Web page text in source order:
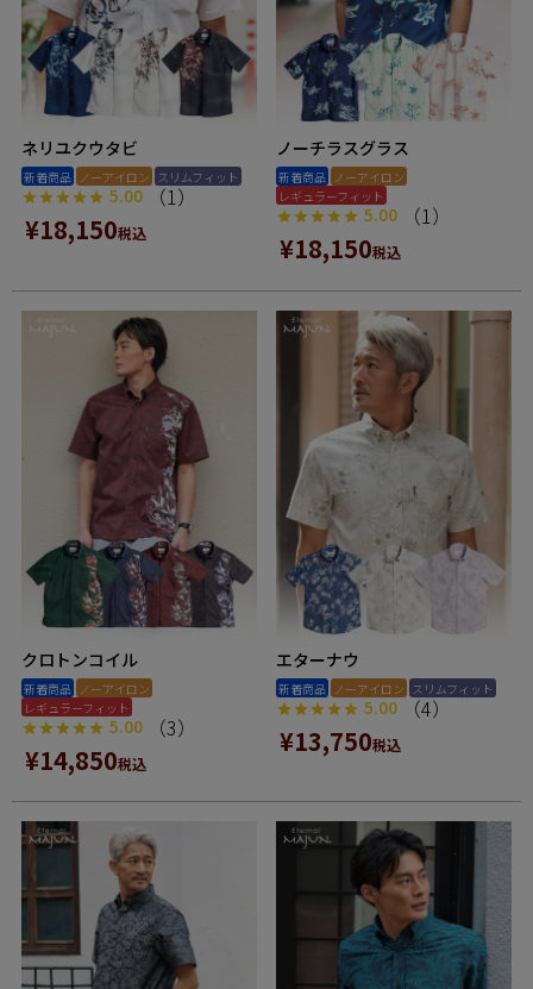
ネリユクウタビ
新着商品 ノーアイロン スリムフィット
5.00 （1）
¥18,150税込
ノーチラスグラス
新着商品 ノーアイロン
レギュラーフィット
5.00 （1）
¥18,150税込
クロトンコイル
新着商品 ノーアイロン
レギュラーフィット
5.00 （3）
¥14,850税込
エターナウ
新着商品 ノーアイロン スリムフィット
5.00 （4）
¥13,750税込